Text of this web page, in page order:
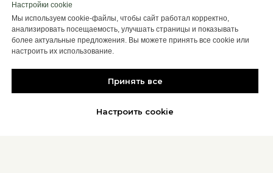
Настроить Cookie
Back to top
Настройки cookie
Мы используем cookie-файлы, чтобы сайт работал корректно,
анализировать посещаемость, улучшать страницы и показывать
более актуальные предложения. Вы можете принять все cookie или
настроить их использование.
Принять все
Настроить cookie